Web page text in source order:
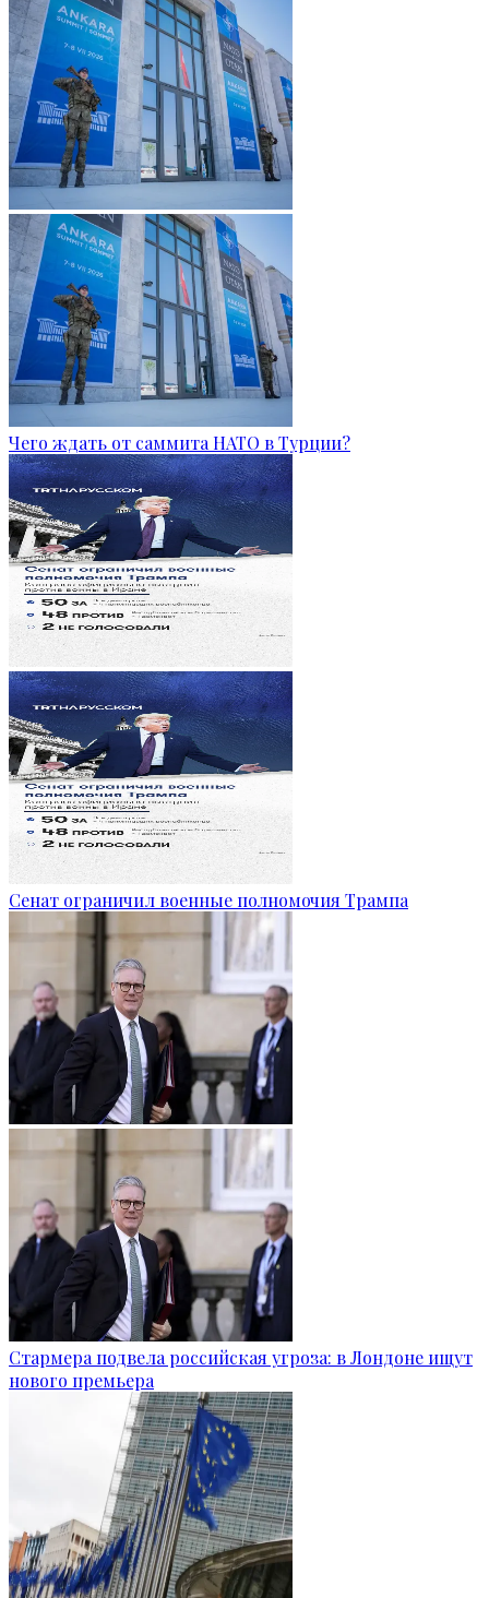
Чего ждать от саммита НАТО в Турции?
Сенат ограничил военные полномочия Трампа
Стармера подвела российская угроза: в Лондоне ищут
нового премьера